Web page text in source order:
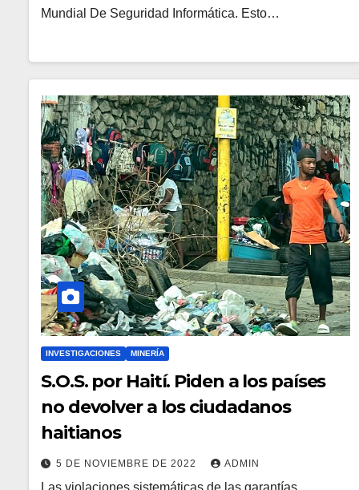
Mundial De Seguridad Informática. Esto…
INVESTIGACIONES MINERÍA
S.O.S. por Haití. Piden a los países
no devolver a los ciudadanos
haitianos
5 DE NOVIEMBRE DE 2022 ADMIN
Las violaciones sistemáticas de las garantías